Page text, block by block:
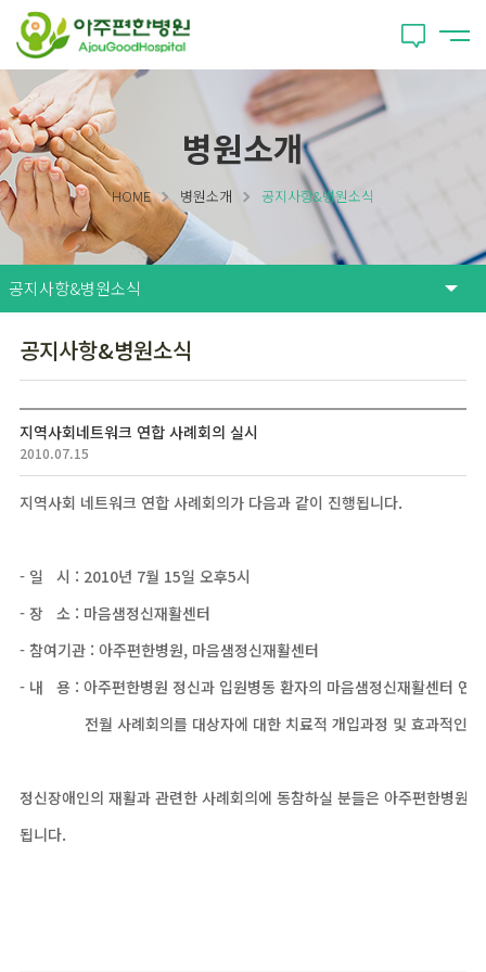
병원소개
HOME 병원소개 공지사항&병원소식
공지사항&병원소식
지역사회네트워크 연합 사례회의 실시
2010.07.15
지역사회 네트워크 연합 사례회의가 다음과 같이 진행됩니다.
- 일 시 : 2010년 7월 15일 오후5시
- 장 소 : 마음샘정신재활센터
- 참여기관 : 아주편한병원, 마음샘정신재활센터
- 내 용 : 아주편한병원 정신과 입원병동 환자의 마음샘정신재활센터 연
전월 사례회의를 대상자에 대한 치료적 개입과정 및 효과적인 추
정신장애인의 재활과 관련한 사례회의에 동참하실 분들은 아주편한병원
됩니다.